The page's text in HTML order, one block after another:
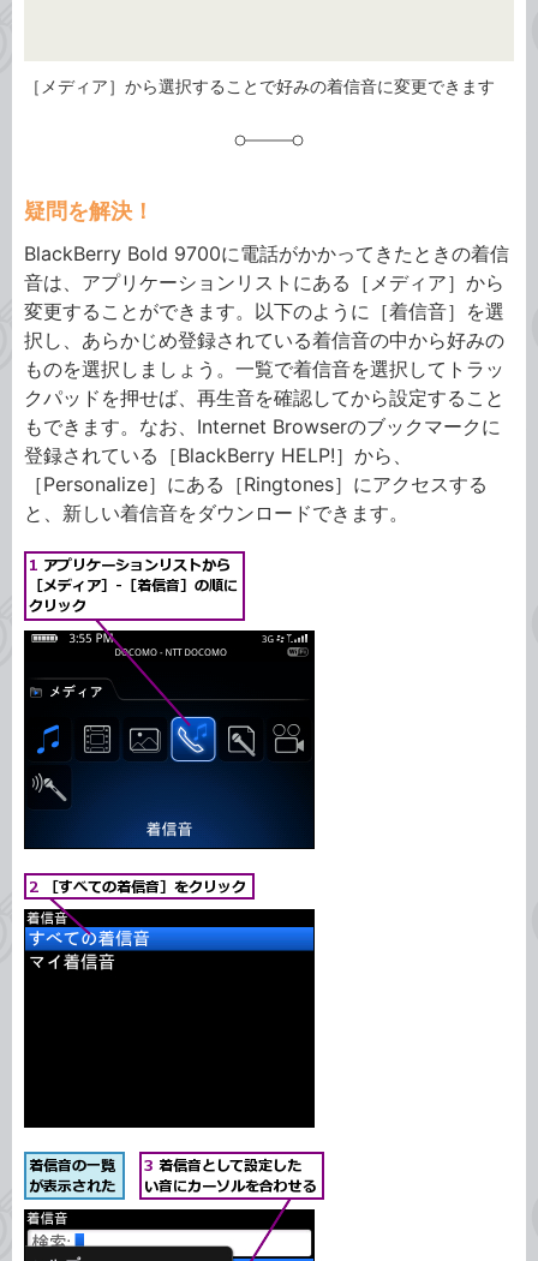
［メディア］から選択することで好みの着信音に変更できます
疑問を解決！
BlackBerry Bold 9700に電話がかかってきたときの着信
音は、アプリケーションリストにある［メディア］から
変更することができます。以下のように［着信音］を選
択し、あらかじめ登録されている着信音の中から好みの
ものを選択しましょう。一覧で着信音を選択してトラッ
クパッドを押せば、再生音を確認してから設定すること
もできます。なお、Internet Browserのブックマークに
登録されている［BlackBerry HELP!］から、
［Personalize］にある［Ringtones］にアクセスする
と、新しい着信音をダウンロードできます。